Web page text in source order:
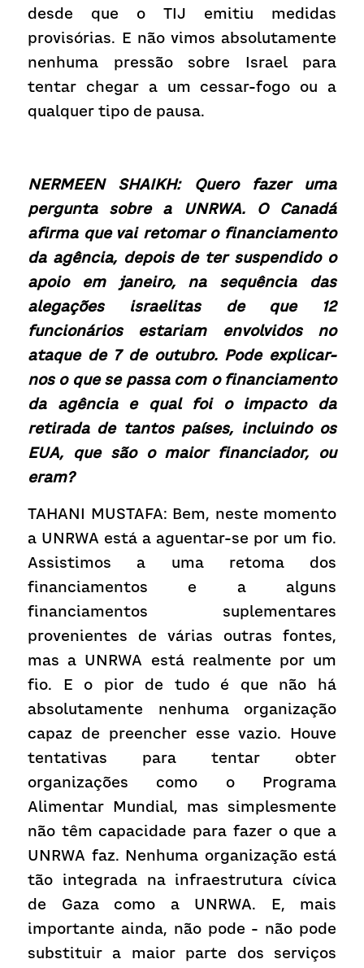
desde que o TIJ emitiu medidas
provisórias. E não vimos absolutamente
nenhuma pressão sobre Israel para
tentar chegar a um cessar-fogo ou a
qualquer tipo de pausa.
NERMEEN SHAIKH: Quero fazer uma
pergunta sobre a UNRWA. O Canadá
afirma que vai retomar o financiamento
da agência, depois de ter suspendido o
apoio em janeiro, na sequência das
alegações israelitas de que 12
funcionários estariam envolvidos no
ataque de 7 de outubro. Pode explicar-
nos o que se passa com o financiamento
da agência e qual foi o impacto da
retirada de tantos países, incluindo os
EUA, que são o maior financiador, ou
eram?
TAHANI MUSTAFA: Bem, neste momento
a UNRWA está a aguentar-se por um fio.
Assistimos a uma retoma dos
financiamentos e a alguns
financiamentos suplementares
provenientes de várias outras fontes,
mas a UNRWA está realmente por um
fio. E o pior de tudo é que não há
absolutamente nenhuma organização
capaz de preencher esse vazio. Houve
tentativas para tentar obter
organizações como o Programa
Alimentar Mundial, mas simplesmente
não têm capacidade para fazer o que a
UNRWA faz. Nenhuma organização está
tão integrada na infraestrutura cívica
de Gaza como a UNRWA. E, mais
importante ainda, não pode - não pode
substituir a maior parte dos serviços